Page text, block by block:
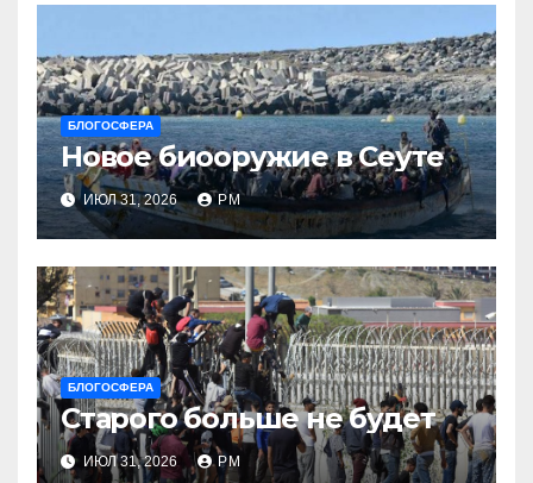
БЛОГОСФЕРА
Новое биооружие в Сеуте
ИЮЛ 31, 2026 РМ
БЛОГОСФЕРА
Старого больше не будет
ИЮЛ 31, 2026 РМ